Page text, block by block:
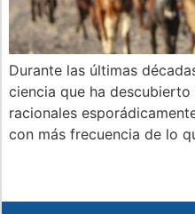
Durante las últimas
ciencia que ha
racionales
con más frecuencia de lo